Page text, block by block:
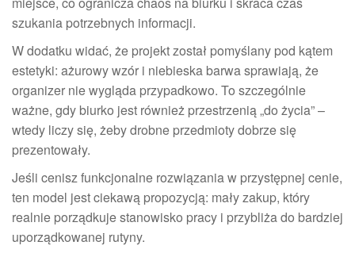
szukania potrzebnych informacji.
W dodatku widać, że projekt został pomyślany pod kątem
estetyki: ażurowy wzór i niebieska barwa sprawiają, że
organizer nie wygląda przypadkowo. To szczególnie
ważne, gdy biurko jest również przestrzenią „do życia” –
wtedy liczy się, żeby drobne przedmioty dobrze się
prezentowały.
Jeśli cenisz funkcjonalne rozwiązania w przystępnej cenie,
ten model jest ciekawą propozycją: mały zakup, który
realnie porządkuje stanowisko pracy i przybliża do bardziej
uporządkowanej rutyny.